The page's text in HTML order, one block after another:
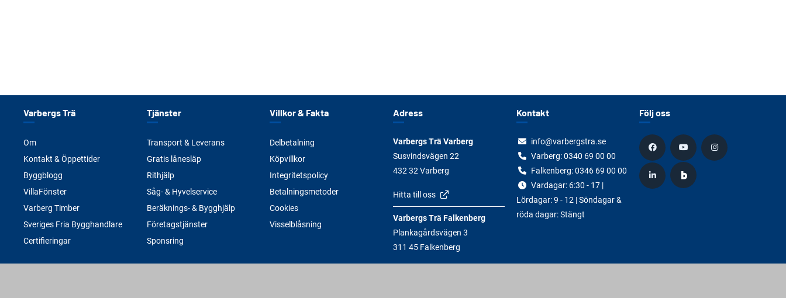
Varbergs Trä
Om
Kontakt & Öppettider
Byggblogg
VillaFönster
Varberg Timber
Sveriges Fria Bygghandlare
Certifieringar
Tjänster
Transport & Leverans
Gratis lånesläp
Rithjälp
Såg- & Hyvelservice
Beräknings- & Bygghjälp
Företagstjänster
Sponsring
Villkor & Fakta
Delbetalning
Köpvillkor
Integritetspolicy
Betalningsmetoder
Cookies
Visselblåsning
Adress
Varbergs Trä Varberg
Susvindsvägen 22
432 32 Varberg
Hitta till oss
Varbergs Trä Falkenberg
Plankagårdsvägen 3
311 45 Falkenberg
Kontakt
info@varbergstra.se
Varberg:0340 69 00 00
Falkenberg:0346 69 00 00
Vardagar: 6:30 - 17 |
Lördagar: 9 - 12 | Söndagar &
röda dagar: Stängt
Följ oss